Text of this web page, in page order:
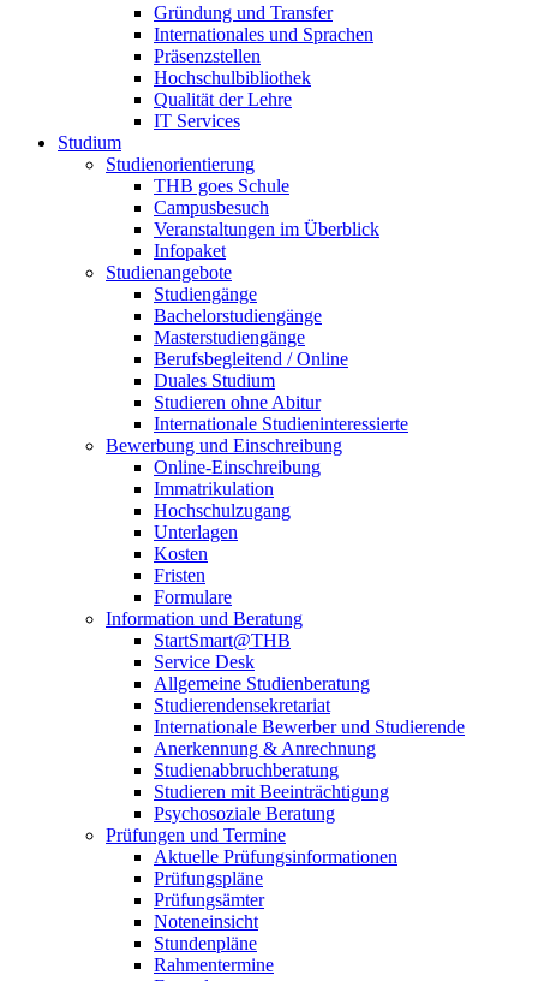
Gründung und Transfer
Internationales und Sprachen
Präsenzstellen
Hochschulbibliothek
Qualität der Lehre
IT Services
Studium
Studienorientierung
THB goes Schule
Campusbesuch
Veranstaltungen im Überblick
Infopaket
Studienangebote
Studiengänge
Bachelorstudiengänge
Masterstudiengänge
Berufsbegleitend / Online
Duales Studium
Studieren ohne Abitur
Internationale Studieninteressierte
Bewerbung und Einschreibung
Online-Einschreibung
Immatrikulation
Hochschulzugang
Unterlagen
Kosten
Fristen
Formulare
Information und Beratung
StartSmart@THB
Service Desk
Allgemeine Studienberatung
Studierendensekretariat
Internationale Bewerber und Studierende
Anerkennung & Anrechnung
Studienabbruchberatung
Studieren mit Beeinträchtigung
Psychosoziale Beratung
Prüfungen und Termine
Aktuelle Prüfungsinformationen
Prüfungspläne
Prüfungsämter
Noteneinsicht
Stundenpläne
Rahmentermine